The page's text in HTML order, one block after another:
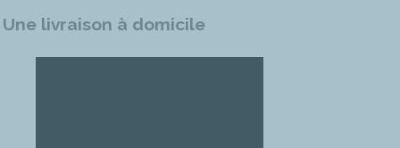
Une livraison à domicile